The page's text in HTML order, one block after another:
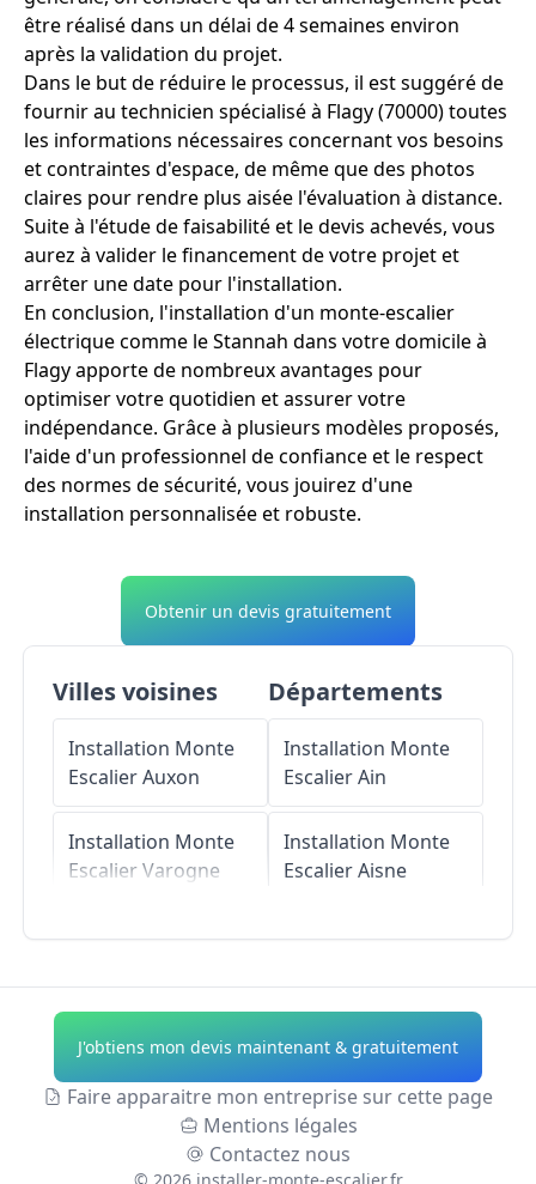
être réalisé dans un délai de 4 semaines environ
après la validation du projet.
Dans le but de réduire le processus, il est suggéré de
fournir au technicien spécialisé à Flagy (70000) toutes
les informations nécessaires concernant vos besoins
et contraintes d'espace, de même que des photos
claires pour rendre plus aisée l'évaluation à distance.
Suite à l'étude de faisabilité et le devis achevés, vous
aurez à valider le financement de votre projet et
arrêter une date pour l'installation.
En conclusion, l'installation d'un monte-escalier
électrique comme le Stannah dans votre domicile à
Flagy apporte de nombreux avantages pour
optimiser votre quotidien et assurer votre
indépendance. Grâce à plusieurs modèles proposés,
l'aide d'un professionnel de confiance et le respect
des normes de sécurité, vous jouirez d'une
installation personnalisée et robuste.
Obtenir un devis gratuitement
Villes voisines
Installation Monte
EscalierAuxon
Installation Monte
EscalierVarogne
Installation Monte
EscalierLe Val-Saint-
Éloi
Installation Monte
Départements
Installation Monte
EscalierAin
Installation Monte
EscalierAisne
Installation Monte
EscalierAlpes-de-
Haute-Provence
Installation Monte
J'obtiens mon devis maintenant & gratuitement
Faire apparaitre mon entreprise sur cette page
Mentions légales
Contactez nous